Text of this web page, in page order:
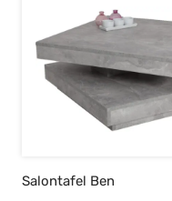
Salontafel Ben